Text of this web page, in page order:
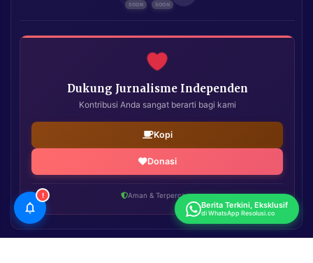
Dukung Jurnalisme Independen
Kontribusi Anda sangat berarti bagi kami
Kopi
Donasi
Aman & Terpercaya
!
Berita Terkini, Eksklusif
di WhatsApp Resolusi.co